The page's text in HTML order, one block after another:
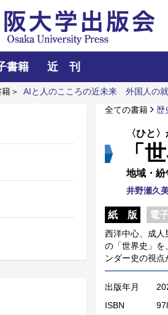
書籍 近 刊
＞ AIと人のこころの近未来 外国人の
全ての書籍 歴
〈ひと
「
地域・紛
井野瀬久
紙 版 電
西洋中心、成人
の「世界史」を
ンダー史の視点
出版年月
ISBN